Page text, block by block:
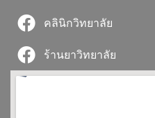
คลินิกวิทยาลัย
ร้านยาวิทยาลัย